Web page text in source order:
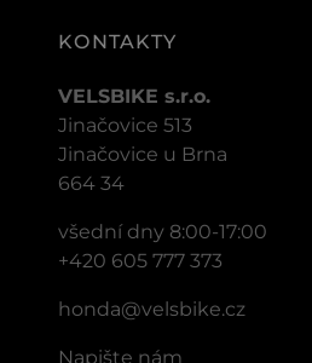
KONTAKTY
VELSBIKE s.r.o.
Jinačovice 513
Jinačovice u Brna
664 34
všední dny 8:00-17:00
+420 605 777 373
honda@velsbike.cz
Napište nám